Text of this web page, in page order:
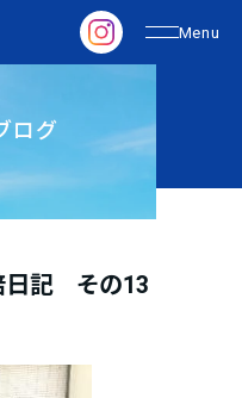
ログ
日記 その13